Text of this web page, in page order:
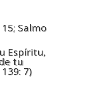
Salmo
Espíritu,
tu
7)